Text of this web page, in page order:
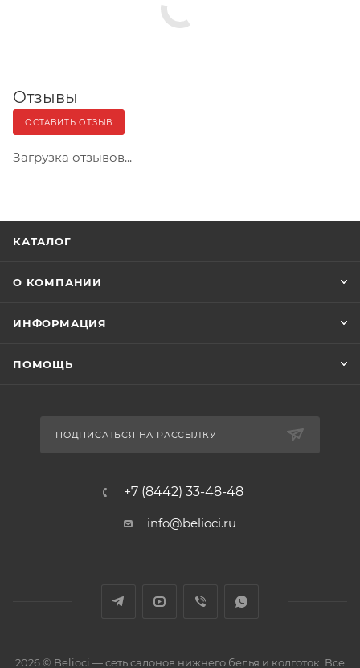
Отзывы
ОСТАВИТЬ ОТЗЫВ
Загрузка отзывов...
КАТАЛОГ
О КОМПАНИИ
ИНФОРМАЦИЯ
ПОМОЩЬ
ПОДПИСАТЬСЯ НА РАССЫЛКУ
+7 (8442) 33-48-48
info@belioci.ru
2026 © Belioci — сеть салонов нижнего белья и колготок. Все